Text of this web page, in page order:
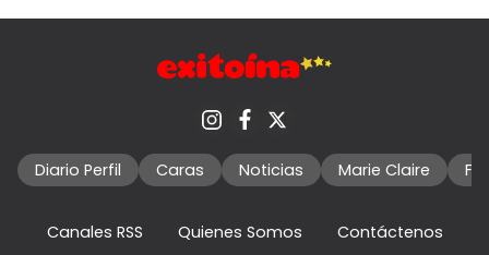
Diario Perfil Caras Noticias Marie Claire
Canales RSS Quienes Somos
Contáctenos